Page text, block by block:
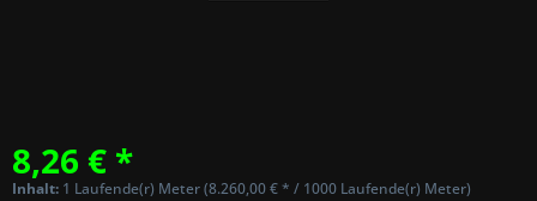
8,26 € *
Inhalt: 1 Laufende(r) Meter (8.260,00 € * / 1000 Laufende(r) Meter)